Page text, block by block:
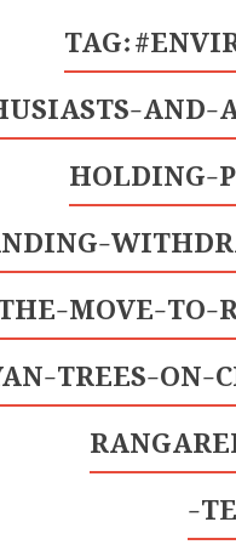
TAG:
AND-
HOLDING-
MOVE-TO-
TREES-ON-